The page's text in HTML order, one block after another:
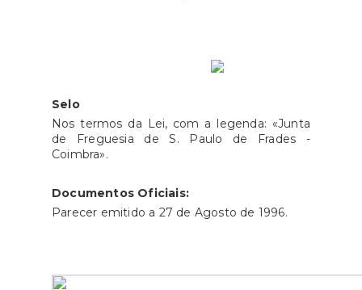
Selo
Nos termos da Lei, com a legenda: «Junta
de Freguesia de S. Paulo de Frades -
Coimbra».
Documentos Oficiais:
Parecer emitido a 27 de Agosto de 1996.